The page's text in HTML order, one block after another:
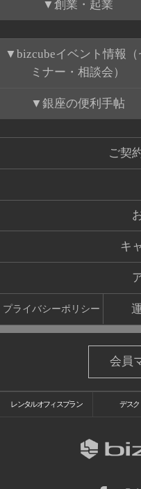
創業・起業
bizcubeイベント情報（
ミナー・相談会）
銀座の便利手帖
ご契
キ
プライバシーポリシー
会員
レンタルオフィスプラン デスク